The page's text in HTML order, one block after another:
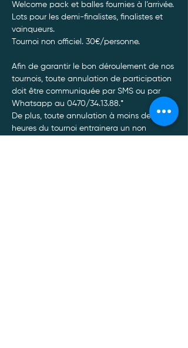
Welcome pack et balles fournies à l’arrivée.
Lots pour les demi-finalistes, finalistes et
vainqueurs.
Tournoi non officiel. 30€/personne.
Afin de garantir le bon déroulement de nos
tournois, toute annulation de participation
doit être communiquée par SMS ou par
Whatsapp au 0470/34.13.88.*
De plus, toute annulation à moins de 48
heures du tournoi entrainera un non